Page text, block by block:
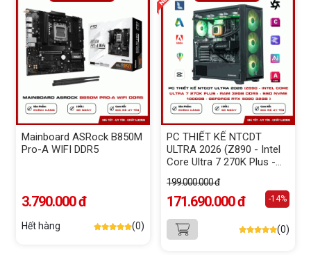
Mainboard ASRock B850M
Pro-A WIFI DDR5
3.790.000 đ
Hết hàng (0)
PC THIẾT KẾ NTCDT
ULTRA 2026 (Z890 - Intel
Core Ultra 7 270K Plus -
NVMe 1000GB - GeForce
RTX 5090 32GB )
199.000.000 đ
171.690.000 đ -14%
(0)